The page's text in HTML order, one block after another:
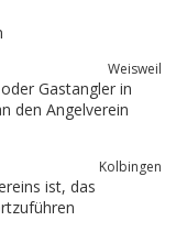
Weisweil
Gastangler in
den Angelverein
Kolbingen
ist, das